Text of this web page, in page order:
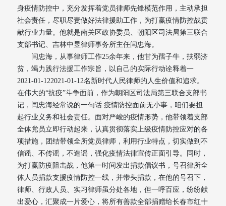
身疫情防控中，充分发挥着党员律师先锋模范作用，主动承担
社会责任，尽职尽责做好法律援助工作，为打赢疫情防控战贡
献行业力量。他就是南关区政协委员、朝阳区司法局第三联合
支部书记、吉林中昱律师事务所主任闫忠海。
闫忠海，从事律师工作25余年来，他甘为孺子牛，扶弱济
贫，竭力践行法援工作宗旨，以自己的实际行动诠释着一
2021-01-122021-01-12名新时代人民律师的人生价值和追求。
在伟大的“抗疫”斗争面前，作为朝阳区司法局第三联合支部书
记，闫忠海经常说的一句话:疫情防控面前无小事，咱们要担
起行业义务和社会责任。面对严峻的疫情形势，他带领着支部
全体党员立即行动起来，认真贯彻落实上级疫情防控应对的各
项措施，团结带领全所党员律师，利用行业特点，切实做到不
信谣、不传谣，不造谣，强化疫情法律宣传正面引导。同时，
为打赢防疫阻击战，他第一时间发出捐款倡议书，号召律所全
体人员捐款支援疫情防控一线，并带头捐款，在他的号召下，
律师、行政人员、实习律师虽分处各地，但一呼百应，纷纷献
出爱心，汇聚成一片爱心，将所有善款全部捐赠给长春市红十